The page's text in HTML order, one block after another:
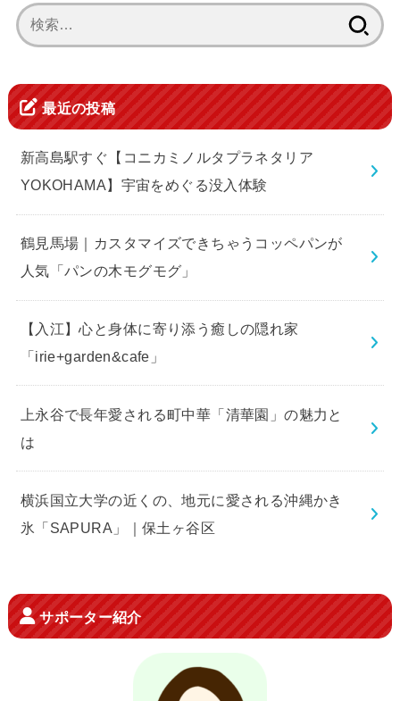
索:
最近の投稿
新高島駅すぐ【コニカミノルタプラネタリア
YOKOHAMA】宇宙をめぐる没入体験
鶴見馬場｜カスタマイズできちゃうコッペパンが
人気「パンの木モグモグ」
【入江】心と身体に寄り添う癒しの隠れ家
「irie+garden&cafe」
上永谷で長年愛される町中華「清華園」の魅力と
は
横浜国立大学の近くの、地元に愛される沖縄かき
氷「SAPURA」｜保土ヶ谷区
サポーター紹介